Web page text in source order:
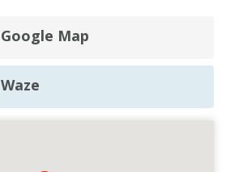
Google Map
Waze